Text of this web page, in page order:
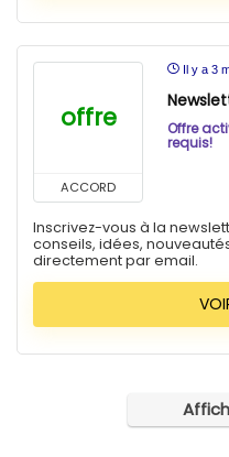
offre
ACCORD
Il y a 3
Offre
requis!
Inscrivez-vous à la
conseils, idées,
directement par email.